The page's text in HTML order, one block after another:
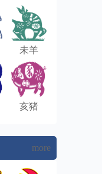
未羊
亥猪
more